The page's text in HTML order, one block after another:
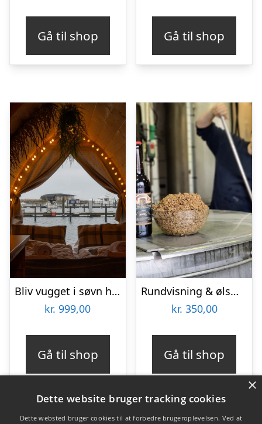
Gå til shop Gå til shop
Bliv vugget i søvn hos Boathouses for 2 personer
kr. 999,00
Gå til shop
Rundvisning & ølsmagning hos Warwik Bryghus
kr. 350,00
Gå til shop
×
Dette website bruger tracking cookies
Dette websted bruger cookies til at forbedre brugeroplevelsen. Ved at